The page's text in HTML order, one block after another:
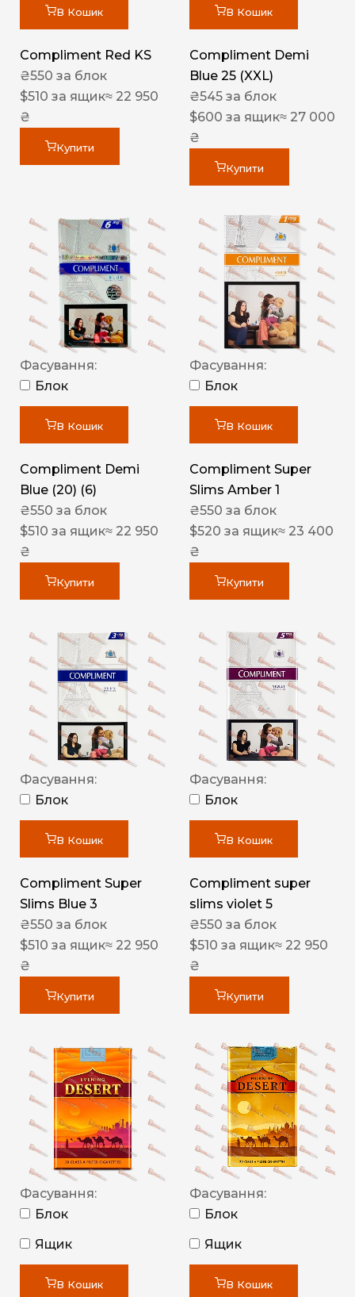
В Кошик
Compliment Red KS
₴550 за блок
$510 за ящик≈ 22 950
₴
Купити
В Кошик
Compliment Demi
Blue 25 (XXL)
₴545 за блок
$600 за ящик≈ 27 000
₴
Купити
Фасування:
Блок
В Кошик
Compliment Demi
Blue (20) (6)
₴550 за блок
$510 за ящик≈ 22 950
₴
Купити
Фасування:
Блок
В Кошик
Compliment Super
Slims Amber 1
₴550 за блок
$520 за ящик≈ 23 400
₴
Купити
Фасування:
Блок
В Кошик
Compliment Super
Slims Blue 3
₴550 за блок
$510 за ящик≈ 22 950
₴
Купити
Фасування:
Блок
В Кошик
Compliment super
slims violet 5
₴550 за блок
$510 за ящик≈ 22 950
₴
Купити
Фасування:
Блок
Ящик
В Кошик
Фасування:
Блок
Ящик
В Кошик